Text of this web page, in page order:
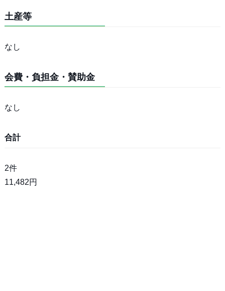
土産等
なし
会費・負担金・賛助金
なし
合計
2件
11,482円